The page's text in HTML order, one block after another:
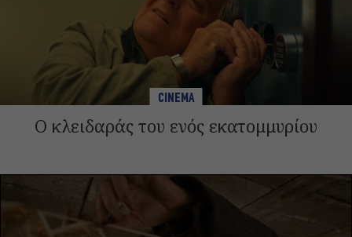
CINEMA
Ο κλειδαράς του ενός εκατομμυρίου